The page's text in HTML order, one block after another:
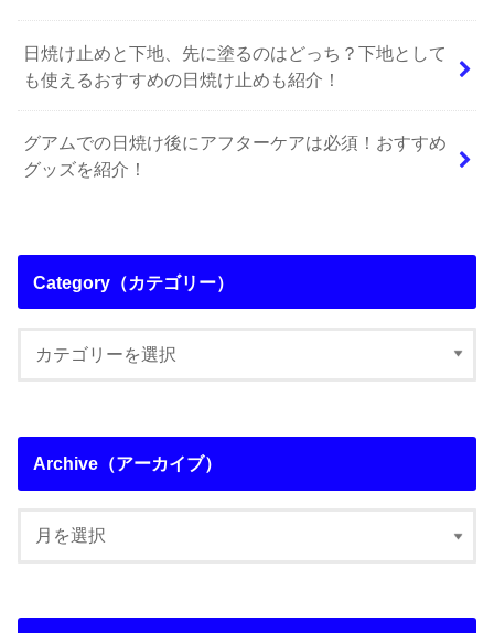
日焼け止めと下地、先に塗るのはどっち？下地として
も使えるおすすめの日焼け止めも紹介！
グアムでの日焼け後にアフターケアは必須！おすすめ
グッズを紹介！
Category（カテゴリー）
Archive（アーカイブ）